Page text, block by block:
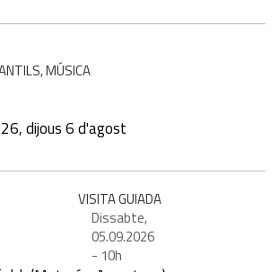
MÚSICA
dijous 6 d'agost
VISITA GUIADA
Dissabte,
05.09.2026
- 10h